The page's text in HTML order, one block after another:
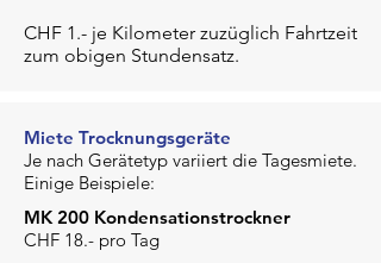
CHF 1.- je Kilometer zuzüglich Fahrtzeit
zum obigen Stundensatz.
Miete Trocknungsgeräte
Je nach Gerätetyp variiert die Tagesmiete.
Einige Beispiele:
MK 200 Kondensationstrockner
CHF 18.- pro Tag